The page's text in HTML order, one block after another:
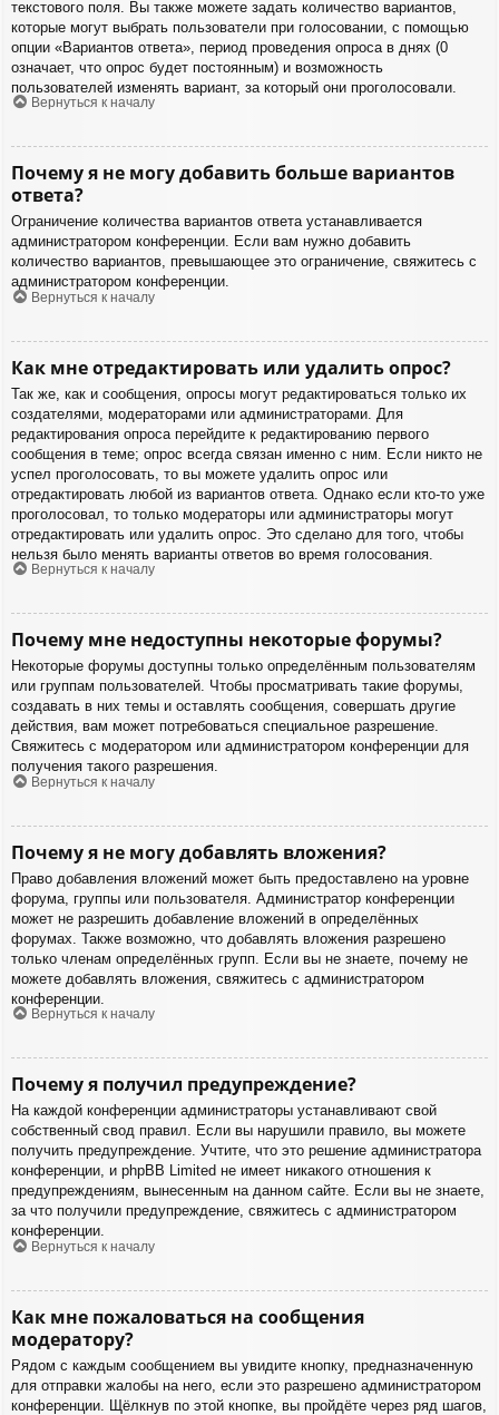
текстового поля. Вы также можете задать количество вариантов,
которые могут выбрать пользователи при голосовании, с помощью
опции «Вариантов ответа», период проведения опроса в днях (0
означает, что опрос будет постоянным) и возможность
пользователей изменять вариант, за который они проголосовали.
Вернуться к началу
Почему я не могу добавить больше вариантов
ответа?
Ограничение количества вариантов ответа устанавливается
администратором конференции. Если вам нужно добавить
количество вариантов, превышающее это ограничение, свяжитесь с
администратором конференции.
Вернуться к началу
Как мне отредактировать или удалить опрос?
Так же, как и сообщения, опросы могут редактироваться только их
создателями, модераторами или администраторами. Для
редактирования опроса перейдите к редактированию первого
сообщения в теме; опрос всегда связан именно с ним. Если никто не
успел проголосовать, то вы можете удалить опрос или
отредактировать любой из вариантов ответа. Однако если кто-то уже
проголосовал, то только модераторы или администраторы могут
отредактировать или удалить опрос. Это сделано для того, чтобы
нельзя было менять варианты ответов во время голосования.
Вернуться к началу
Почему мне недоступны некоторые форумы?
Некоторые форумы доступны только определённым пользователям
или группам пользователей. Чтобы просматривать такие форумы,
создавать в них темы и оставлять сообщения, совершать другие
действия, вам может потребоваться специальное разрешение.
Свяжитесь с модератором или администратором конференции для
получения такого разрешения.
Вернуться к началу
Почему я не могу добавлять вложения?
Право добавления вложений может быть предоставлено на уровне
форума, группы или пользователя. Администратор конференции
может не разрешить добавление вложений в определённых
форумах. Также возможно, что добавлять вложения разрешено
только членам определённых групп. Если вы не знаете, почему не
можете добавлять вложения, свяжитесь с администратором
конференции.
Вернуться к началу
Почему я получил предупреждение?
На каждой конференции администраторы устанавливают свой
собственный свод правил. Если вы нарушили правило, вы можете
получить предупреждение. Учтите, что это решение администратора
конференции, и phpBB Limited не имеет никакого отношения к
предупреждениям, вынесенным на данном сайте. Если вы не знаете,
за что получили предупреждение, свяжитесь с администратором
конференции.
Вернуться к началу
Как мне пожаловаться на сообщения
модератору?
Рядом с каждым сообщением вы увидите кнопку, предназначенную
для отправки жалобы на него, если это разрешено администратором
конференции. Щёлкнув по этой кнопке, вы пройдёте через ряд шагов,